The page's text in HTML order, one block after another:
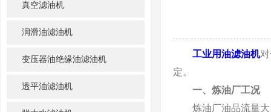
真空滤油机
润滑油滤油机
变压器油绝缘油滤油机
透平油滤油机
工业用油滤油机
定。
一、炼油厂工况
炼油厂油品流量大